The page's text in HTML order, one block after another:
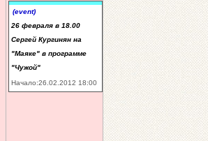
(event)
26 февраля в 18.00
Сергей Кургинян на
"Маяке" в программе
"Чужой"
Начало:26.02.2012 18:00